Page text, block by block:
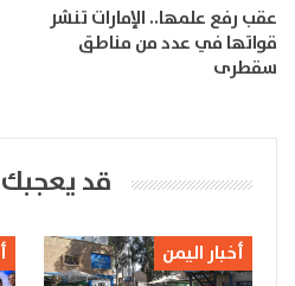
عقب رفع علمها.. الإمارات تنشر
قواتها في عدد من مناطق
سقطرى
قد يعجبك
أخبار اليمن